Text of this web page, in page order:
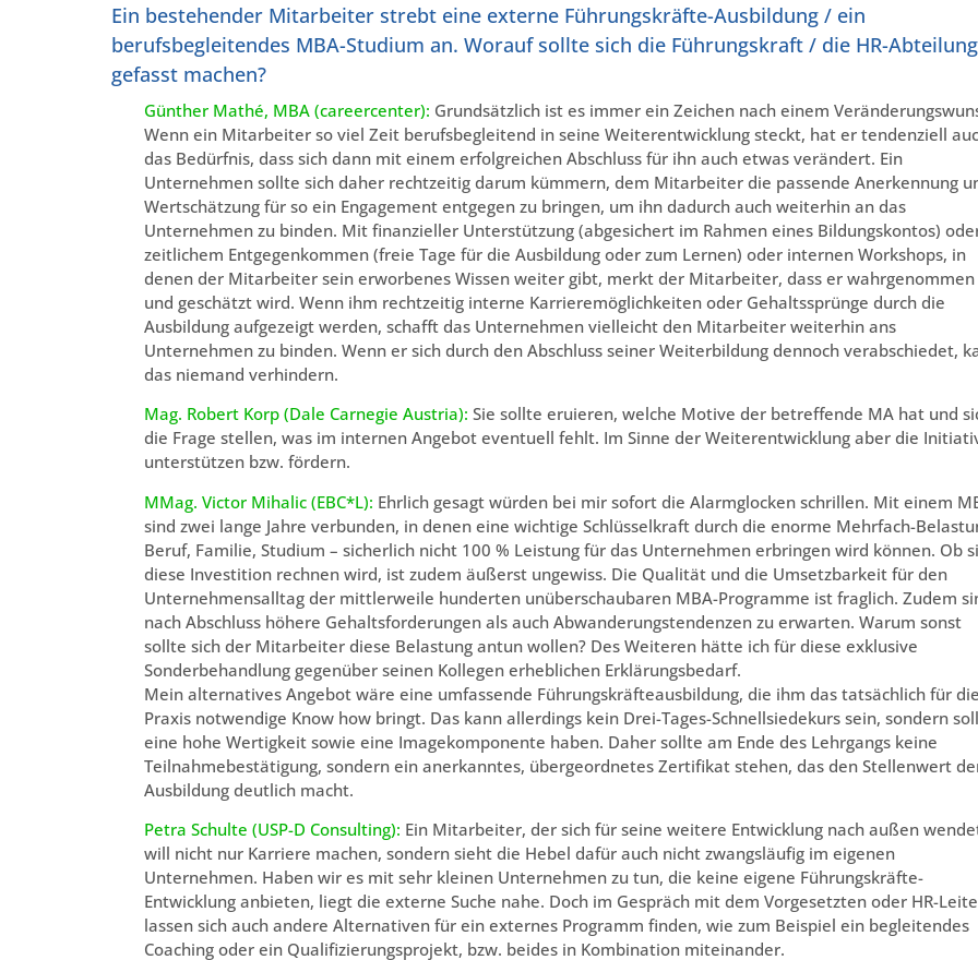
Ein bestehender Mitarbeiter strebt eine externe Führungskräfte-Ausbildung / ein
berufsbegleitendes MBA-Studium an. Worauf sollte sich die Führungskraft / die HR-Abteilung
gefasst machen?
Günther Mathé, MBA (careercenter): Grundsätzlich ist es immer ein Zeichen nach einem
Wenn ein Mitarbeiter so viel Zeit berufsbegleitend in seine Weiterentwicklung steckt, hat er tendenziell
das Bedürfnis, dass sich dann mit einem erfolgreichen Abschluss für ihn auch etwas verändert. Ein
Unternehmen sollte sich daher rechtzeitig darum kümmern, dem Mitarbeiter die passende Anerkennung
Wertschätzung für so ein Engagement entgegen zu bringen, um ihn dadurch auch weiterhin an das
Unternehmen zu binden. Mit finanzieller Unterstützung (abgesichert im Rahmen eines Bildungskontos)
zeitlichem Entgegenkommen (freie Tage für die Ausbildung oder zum Lernen) oder internen Workshops, in
denen der Mitarbeiter sein erworbenes Wissen weiter gibt, merkt der Mitarbeiter, dass er wahrgenommen
und geschätzt wird. Wenn ihm rechtzeitig interne Karrieremöglichkeiten oder Gehaltssprünge durch die
Ausbildung aufgezeigt werden, schafft das Unternehmen vielleicht den Mitarbeiter weiterhin ans
Unternehmen zu binden. Wenn er sich durch den Abschluss seiner Weiterbildung dennoch verabschiedet,
das niemand verhindern.
Mag. Robert Korp (Dale Carnegie Austria): Sie sollte eruieren, welche Motive der betreffende MA hat und
die Frage stellen, was im internen Angebot eventuell fehlt. Im Sinne der Weiterentwicklung aber die
unterstützen bzw. fördern.
MMag. Victor Mihalic (EBC*L): Ehrlich gesagt würden bei mir sofort die Alarmglocken schrillen. Mit einem
sind zwei lange Jahre verbunden, in denen eine wichtige Schlüsselkraft durch die enorme Mehrfach-
Beruf, Familie, Studium – sicherlich nicht 100 % Leistung für das Unternehmen erbringen wird können. Ob
diese Investition rechnen wird, ist zudem äußerst ungewiss. Die Qualität und die Umsetzbarkeit für den
Unternehmensalltag der mittlerweile hunderten unüberschaubaren MBA-Programme ist fraglich. Zudem
nach Abschluss höhere Gehaltsforderungen als auch Abwanderungstendenzen zu erwarten. Warum sonst
sollte sich der Mitarbeiter diese Belastung antun wollen? Des Weiteren hätte ich für diese exklusive
Sonderbehandlung gegenüber seinen Kollegen erheblichen Erklärungsbedarf.
Mein alternatives Angebot wäre eine umfassende Führungskräfteausbildung, die ihm das tatsächlich für die
Praxis notwendige Know how bringt. Das kann allerdings kein Drei-Tages-Schnellsiedekurs sein, sondern
eine hohe Wertigkeit sowie eine Imagekomponente haben. Daher sollte am Ende des Lehrgangs keine
Teilnahmebestätigung, sondern ein anerkanntes, übergeordnetes Zertifikat stehen, das den Stellenwert
Ausbildung deutlich macht.
Petra Schulte (USP-D Consulting): Ein Mitarbeiter, der sich für seine weitere Entwicklung nach außen
will nicht nur Karriere machen, sondern sieht die Hebel dafür auch nicht zwangsläufig im eigenen
Unternehmen. Haben wir es mit sehr kleinen Unternehmen zu tun, die keine eigene Führungskräfte-
Entwicklung anbieten, liegt die externe Suche nahe. Doch im Gespräch mit dem Vorgesetzten oder HR-
lassen sich auch andere Alternativen für ein externes Programm finden, wie zum Beispiel ein begleitendes
Coaching oder ein Qualifizierungsprojekt, bzw. beides in Kombination miteinander.